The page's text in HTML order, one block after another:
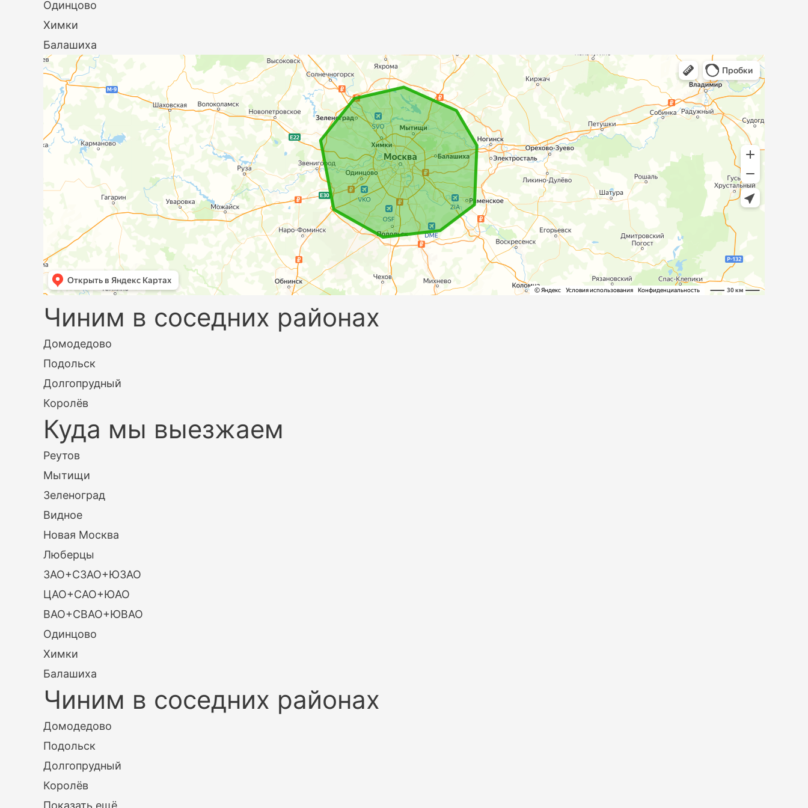
Одинцово
Химки
Балашиха
Чиним в соседних районах
Домодедово
Подольск
Долгопрудный
Королёв
Куда мы выезжаем
Реутов
Мытищи
Зеленоград
Видное
Новая Москва
Люберцы
ЗАО+СЗАО+ЮЗАО
ЦАО+САО+ЮАО
ВАО+СВАО+ЮВАО
Одинцово
Химки
Балашиха
Чиним в соседних районах
Домодедово
Подольск
Долгопрудный
Королёв
Показать ещё